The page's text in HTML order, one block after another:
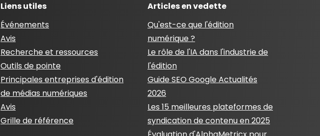
Liens utiles
Événements
Avis
Recherche et ressources
Outils de pointe
Principales entreprises d'édition
de médias numériques
Avis
Grille de référence
Articles en vedette
Qu'est-ce que l'édition
numérique ?
Le rôle de l'IA dans l'industrie de
l'édition
Guide SEO Google Actualités
2026
Les 15 meilleures plateformes de
syndication de contenu en 2025